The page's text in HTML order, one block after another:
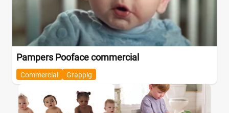
Pampers Pooface commercial
Commercial Grappig